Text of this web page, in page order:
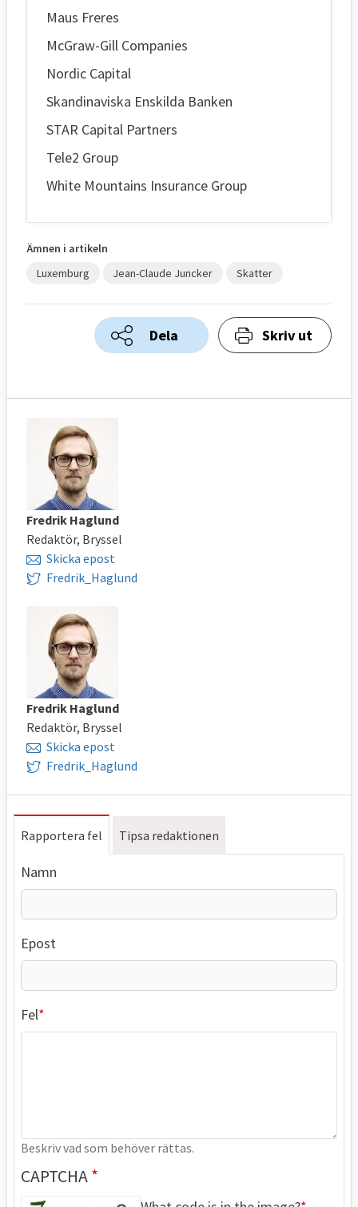
Maus Freres
McGraw-Gill Companies
Nordic Capital
Skandinaviska Enskilda Banken
STAR Capital Partners
Tele2 Group
White Mountains Insurance Group
Ämnen i artikeln
Luxemburg
Jean-Claude Juncker Skatter
Dela Skriv ut
Fredrik Haglund
Redaktör, Bryssel
Skicka epost
Fredrik_Haglund
Fredrik Haglund
Redaktör, Bryssel
Skicka epost
Fredrik_Haglund
Rapportera fel Tipsa redaktionen
Namn
Epost
Fel
Beskriv vad som behöver rättas.
CAPTCHA